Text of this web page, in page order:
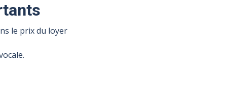
le prix du loyer